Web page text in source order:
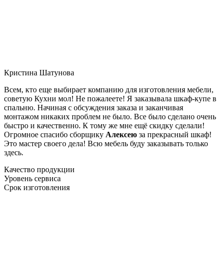
Кристина Шатунова
Всем, кто еще выбирает компанию для изготовления мебели,
советую Кухни мол! Не пожалеете! Я заказывала шкаф-купе в
спальню. Начиная с обсуждения заказа и заканчивая
монтажом никаких проблем не было. Все было сделано очень
быстро и качественно. К тому же мне ещё скидку сделали!
Огромное спасибо сборщику Алексею за прекрасный шкаф!
Это мастер своего дела! Всю мебель буду заказывать только
здесь.
Качество продукции
Уровень сервиса
Срок изготовления